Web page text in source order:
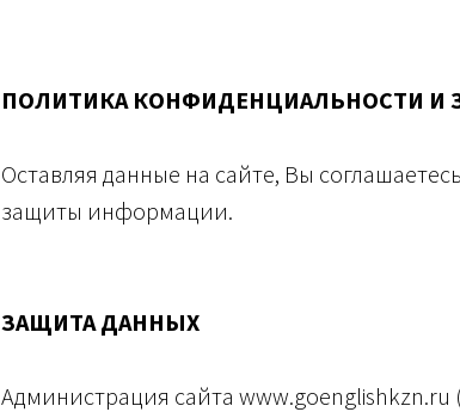
ПОЛИТИКА КОНФИДЕНЦИАЛЬНОСТИ
Оставляя данные на сайте, Вы
защиты информации.
ЗАЩИТА ДАННЫХ
Администрация сайта www.goenglishkzn.ru